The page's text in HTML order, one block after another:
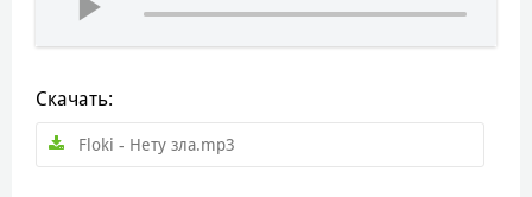
Скачать:
Floki - Нету зла.mp3